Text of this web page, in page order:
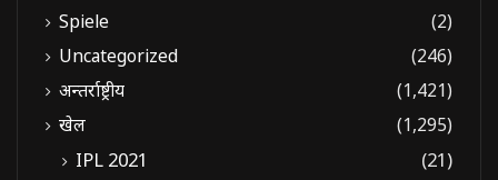
Spiele
(2)
Uncategorized
(246)
अन्तर्राष्ट्रीय
(1,421)
खेल
(1,295)
IPL 2021 (21)